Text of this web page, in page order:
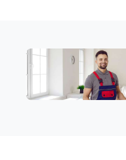
Leonding
Büroumzug